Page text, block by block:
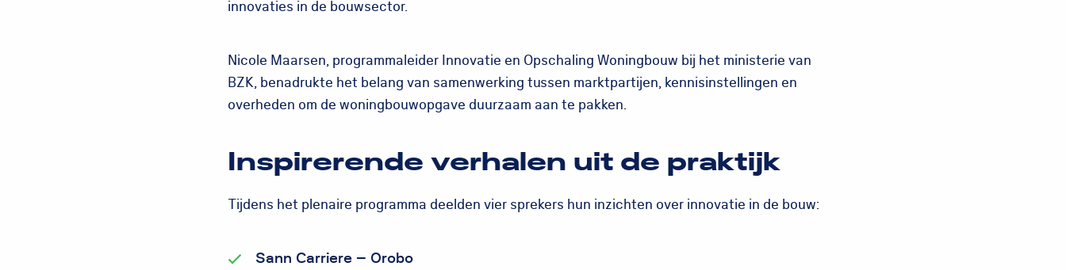
innovaties in de bouwsector.
Nicole Maarsen, programmaleider Innovatie en Opschaling Woningbouw bij het ministerie van
BZK, benadrukte het belang van samenwerking tussen marktpartijen, kennisinstellingen en
overheden om de woningbouwopgave duurzaam aan te pakken.
Inspirerende verhalen uit de praktijk
Tijdens het plenaire programma deelden vier sprekers hun inzichten over innovatie in de bouw:
Sann Carriere – Orobo